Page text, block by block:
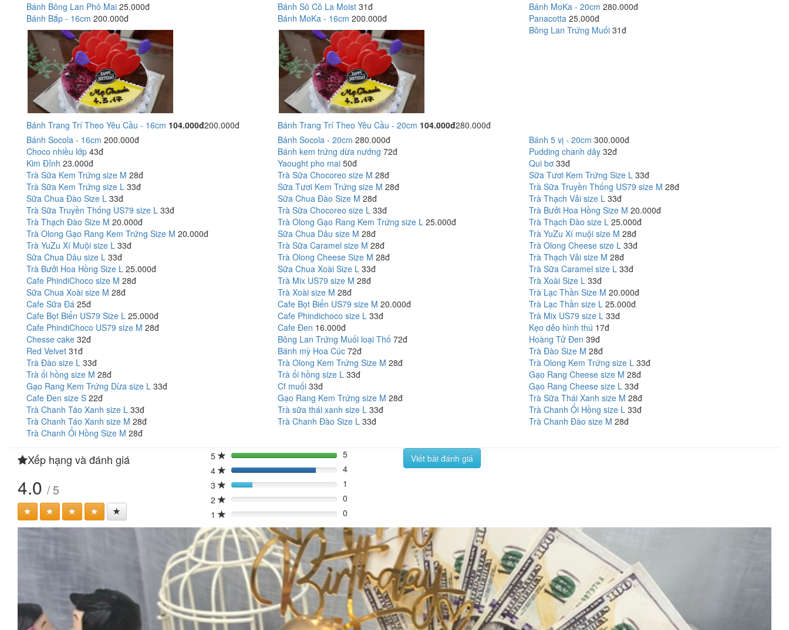
Bánh Bông Lan Phô Mai 25.000đ Bánh Sô Cô La Moist 31đ Bánh MoKa - 20cm 280.000đ
Bánh Bắp - 16cm 200.000đ Bánh MoKa - 16cm 200.000đ Panacotta 25.000đ
Bánh Trang Trí Theo Yêu Cầu - 16cm 104.000đ200.000đ Bánh Trang Trí Theo Yêu Cầu - 20cm 104.000đ280.000đ
Bông Lan Trứng Muối 31đ
Bánh Socola - 16cm 200.000đ Bánh Socola - 20cm 280.000đ Bánh 5 vị - 20cm 300.000đ
Choco nhiều lớp 43đ Bánh kem trứng dừa nướng 72đ Pudding chanh dây 32đ
Kim Đỉnh 23.000đ Yaought pho mai 50đ Qui bơ 33đ
Trà Sữa Kem Trứng size M 28đ Trà Sữa Chocoreo size M 28đ Sữa Tươi Kem Trứng Size L 33đ
Trà Sữa Kem Trứng size L 33đ Sữa Tươi Kem Trứng size M 28đ Trà Sữa Truyền Thống US79 size M 28đ
Sữa Chua Đào Size L 33đ Sữa Chua Đào Size M 28đ Trà Thạch Vải size L 33đ
Trà Sữa Truyền Thống US79 size L 33đ Trà Sữa Chocoreo size L 33đ Trà Bưởi Hoa Hồng Size M 20.000đ
Trà Thạch Đào Size M 20.000đ Trà Olong Gạo Rang Kem Trứng size L 25.000đ Trà Thạch Đào size L 25.000đ
Trà Olong Gạo Rang Kem Trứng Size M 20.000đ Sữa Chua Dâu size M 28đ Trà YuZu Xí muội size M 28đ
Trà YuZu Xí Muội size L 33đ Trà Sữa Caramel size M 28đ Trà Olong Cheese size L 33đ
Sữa Chua Dâu size L 33đ Trà Olong Cheese Size M 28đ Trà Thạch Vải size M 28đ
Trà Bưởi Hoa Hồng Size L 25.000đ Sữa Chua Xoài Size L 33đ Trà Sữa Caramel size L 33đ
Cafe PhindiChoco size M 28đ Trà Mix US79 size M 28đ Trà Xoài Size L 33đ
Sữa Chua Xoài size M 28đ Trà Xoài size M 28đ Trà Lạc Thần Size M 20.000đ
Cafe Sữa Đá 25đ Cafe Bọt Biển US79 size M 20.000đ Trà Lạc Thần size L 25.000đ
Cafe Bọt Biển US79 Size L 25.000đ Cafe Phindichoco size L 33đ Trà Mix US79 size L 33đ
Cafe PhindiChoco US79 size M 28đ Cafe Đen 16.000đ Kẹo dẻo hình thú 17đ
Chesse cake 32đ Bông Lan Trứng Muối loại Thố 72đ Hoàng Tử Đen 39đ
Red Velvet 31đ Bánh mỳ Hoa Cúc 72đ Trà Đào Size M 28đ
Trà Đào size L 33đ Trà Olong Kem Trứng Size M 28đ Trà Olong Kem Trứng size L 33đ
Trà ổi hồng size M 28đ Trà ổi hồng size L 33đ Gạo Rang Cheese size M 28đ
Gạo Rang Kem Trứng Dừa size L 33đ Cf muối 33đ Gạo Rang Cheese size L 33đ
Cafe Đen size S 22đ Gạo Rang Kem Trứng size M 28đ Trà Sữa Thái Xanh size M 28đ
Trà Chanh Táo Xanh size L 33đ Trà sữa thái xanh size L 33đ Trà Chanh Ổi Hồng size L 33đ
Trà Chanh Táo Xanh size M 28đ Trà Chanh Đào Size L 33đ Trà Chanh Đào size M 28đ
Trà Chanh Ổi Hồng Size M 28đ
Xếp hạng và đánh giá
4.0 / 5
5 100%
5
4
80%
4
3
20%
1
2
0%
0
1
0% 0
Viết bài đánh giá